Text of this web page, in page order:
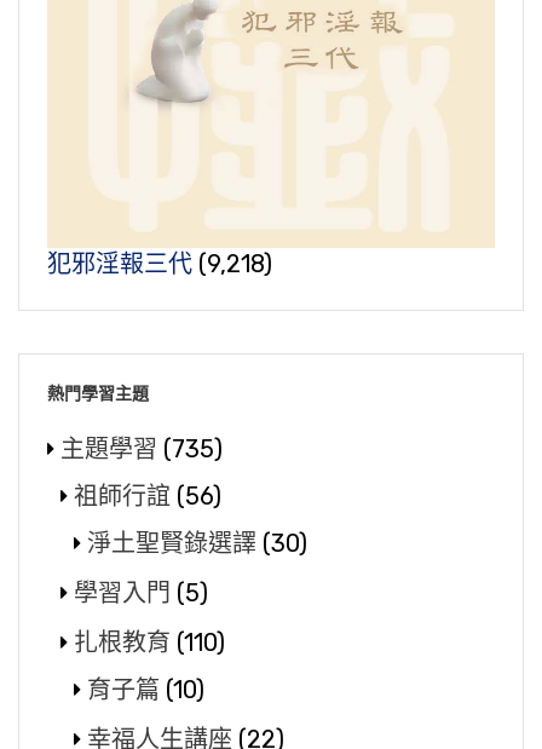
犯邪淫報三代 (9,218)
熱門學習主題
主題學習 (735)
祖師行誼 (56)
淨土聖賢錄選譯 (30)
學習入門 (5)
扎根教育 (110)
育子篇 (10)
幸福人生講座 (22)